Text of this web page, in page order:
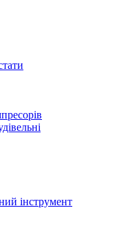
інструмент